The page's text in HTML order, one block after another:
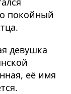
покойный
девушка
её имя